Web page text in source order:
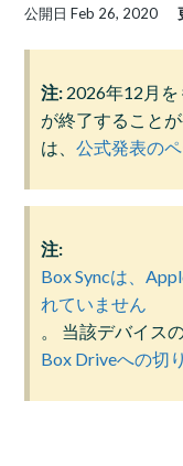
公開日Feb 26, 2020
注: 2026年12月を
が終了すること
は、公式発表の
注:
Box Syncは、
れていません
。 当該デバイス
Box Driveへの切